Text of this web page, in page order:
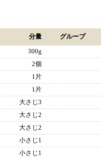
分量 グループ
300g
2個
1片
1片
大さじ3
大さじ2
大さじ2
小さじ1
小さじ1